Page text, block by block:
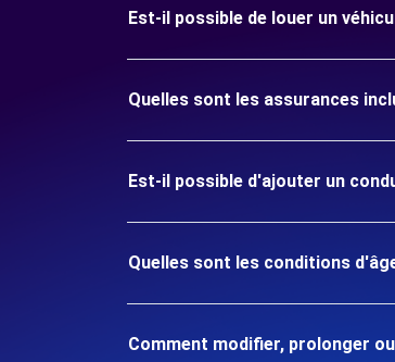
Est-il possible de louer un
Quelles sont les assurances
Est-il possible d'ajouter un
Quelles sont les conditions
Comment modifier, prolonger